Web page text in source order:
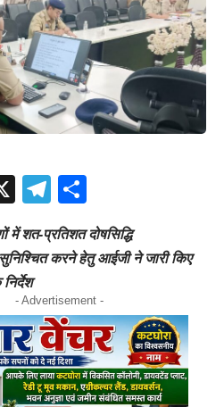
X Telegram
में शत-प्रतिशत दोषसिद्धि
करने हेतु आईजी ने जारी किए
निर्देश
- Advertisement -